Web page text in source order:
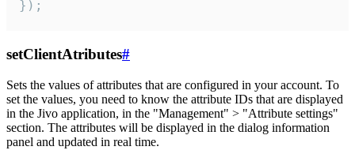
});
setClientAtributes#
Sets the values ​​of attributes that are configured in your account. To
set the values, you need to know the attribute IDs that are displayed
in the Jivo application, in the "Management" > "Attribute settings"
section. The attributes will be displayed in the dialog information
panel and updated in real time.